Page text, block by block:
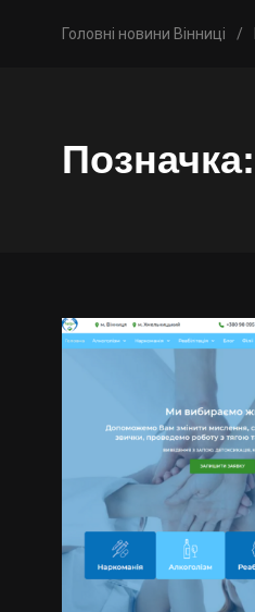
Головні новини Вінниці /
Позначка: